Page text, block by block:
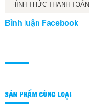
HÌNH THỨC THANH TOÁN
Bình luận Facebook
SẢN PHẨM CÙNG LOẠI